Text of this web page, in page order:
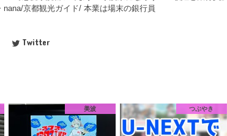
京都観光ガイド/ 本業は場末の銀行員
Twitter
美波 つぶやき